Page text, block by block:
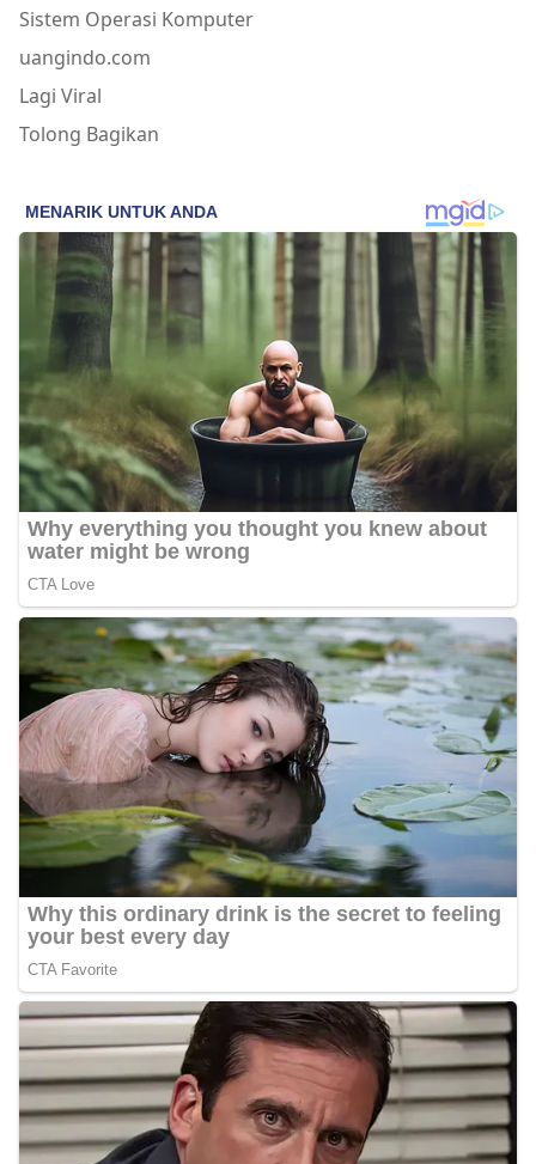
Sistem Operasi Komputer
uangindo.com
Lagi Viral
Tolong Bagikan